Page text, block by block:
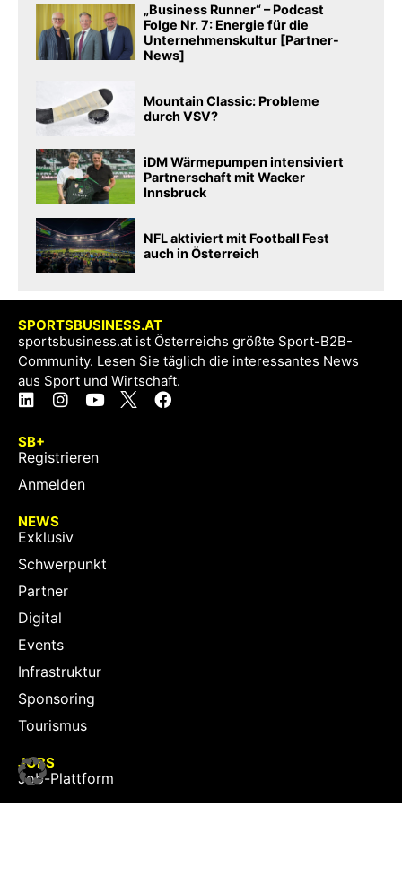
„Business Runner“ – Podcast
Folge Nr. 7: Energie für die
Unternehmenskultur [Partner-
News]
Mountain Classic: Probleme
durch VSV?
iDM Wärmepumpen intensiviert
Partnerschaft mit Wacker
Innsbruck
NFL aktiviert mit Football Fest
auch in Österreich
SPORTSBUSINESS.AT
sportsbusiness.at ist Österreichs größte Sport-B2B-
Community. Lesen Sie täglich die interessantes News
aus Sport und Wirtschaft.
SB+
Registrieren
Anmelden
NEWS
Exklusiv
Schwerpunkt
Partner
Digital
Events
Infrastruktur
Sponsoring
Tourismus
JOBS
Job-Plattform